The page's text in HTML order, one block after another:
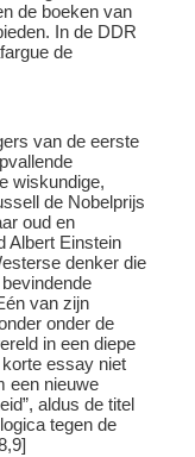
de boeken van
In de DDR
de
van de eerste
wiskundige,
de Nobelprijs
oud en
Albert Einstein
denker die
van zijn
onder de
in een diepe
essay niet
een nieuwe
aldus de titel
tegen de